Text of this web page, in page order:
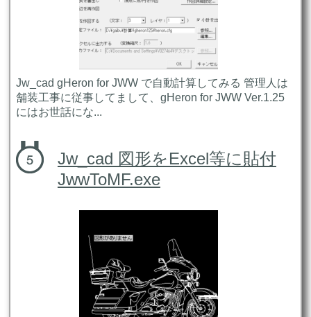
Jw_cad gHeron for JWW で自動計算してみる 管理人は
舗装工事に従事してまして、gHeron for JWW Ver.1.25
にはお世話にな...
Jw_cad 図形をExcel等に貼付
JwwToMF.exe